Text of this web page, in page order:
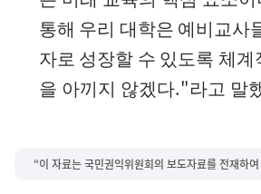
통해 우리 대학은 예비교사
자로 성장할 수 있도록 체계
을 아끼지 않겠다."라고 말
“이 자료는 국민권익위원회의 보도자료를 전재하